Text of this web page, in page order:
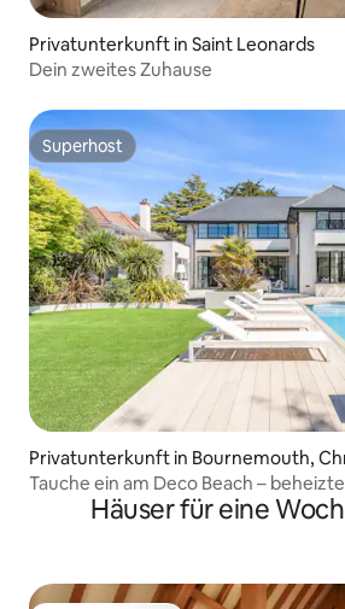
Privatunterkunft in Saint Leonards
Dein zweites Zuhause
Superhost
Superhost
Privatunterkunft in Bournemouth,
d Poole
Tauche ein am Deco Beach –
Häuser für eine